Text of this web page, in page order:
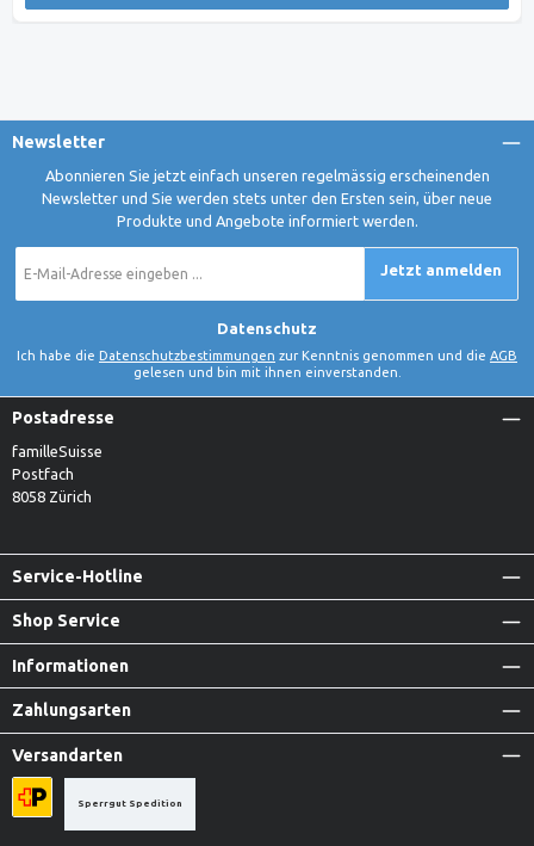
Newsletter
Abonnieren Sie jetzt einfach unseren regelmässig erscheinenden
Newsletter und Sie werden stets unter den Ersten sein, über neue
Produkte und Angebote informiert werden.
Mail-
Jetzt anmelden
Datenschutz
Ich habe die Datenschutzbestimmungen zur Kenntnis genommen und die AGB
gelesen und bin mit ihnen einverstanden.
Postadresse
familleSuisse
Postfach
8058 Zürich
Service-Hotline
Shop Service
Informationen
Zahlungsarten
Versandarten
Priority A-Post
Sperrgut Spedition